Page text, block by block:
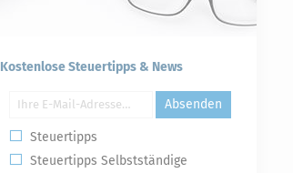
Kostenlose Steuertipps & News
Absenden
Steuertipps
Steuertipps Selbstständige